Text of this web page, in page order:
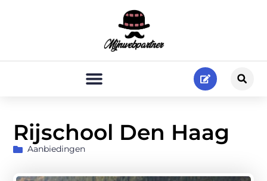
Rijschool Den Haag
Aanbiedingen